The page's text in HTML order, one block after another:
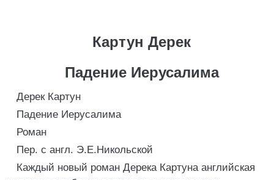
Картун Дерек
Падение Иерусалима
Дерек Картун
Падение Иерусалима
Роман
Пер. с англ. Э.Е.Никольской
Каждый новый роман Дерека Картуна английская